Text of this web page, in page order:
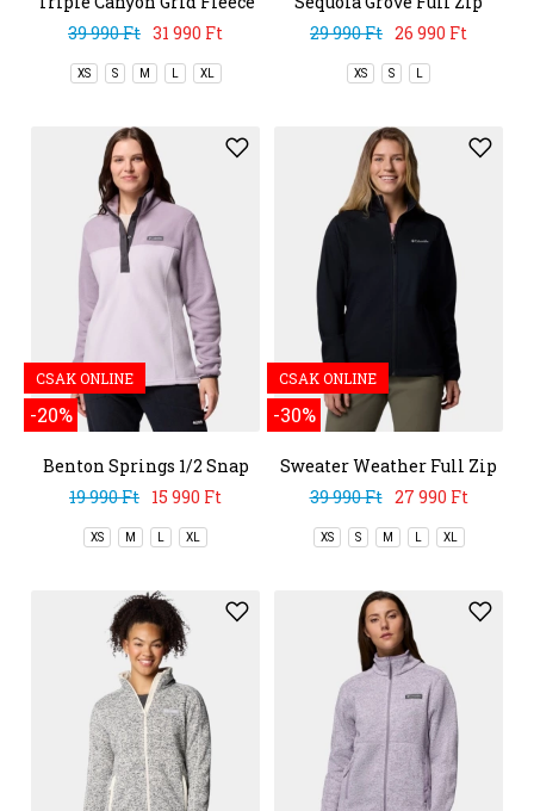
Full Zip
39 990 Ft 31 990 Ft
XS S M L XL
Fleece
29 990 Ft 26 990 Ft
XS S L
CSAK ONLINE
-20%
Benton Springs 1/2 Snap
Pull Over II
19 990 Ft 15 990 Ft
XS M L XL
CSAK ONLINE
-30%
Sweater Weather Full Zip
39 990 Ft 27 990 Ft
XS S M L XL